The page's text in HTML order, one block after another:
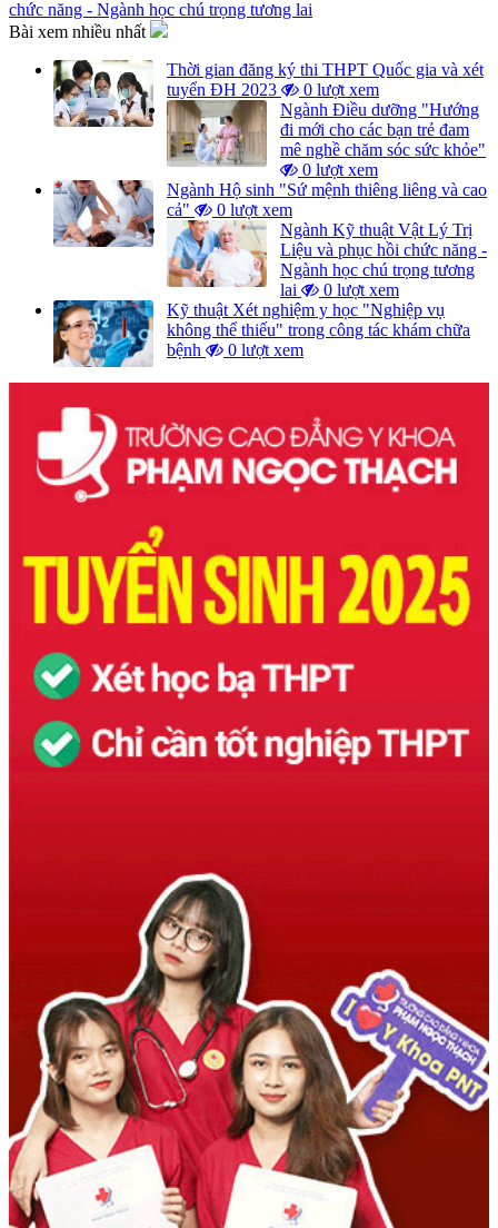
chức năng - Ngành học chú trọng tương lai
Bài xem nhiều nhất
Thời gian đăng ký thi THPT Quốc gia và xét
tuyển ĐH 2023
0 lượt xem
Ngành Điều dưỡng "Hướng
đi mới cho các bạn trẻ đam
mê nghề chăm sóc sức khỏe"
0 lượt xem
Ngành Hộ sinh "Sứ mệnh thiêng liêng và cao
cả"
0 lượt xem
Ngành Kỹ thuật Vật Lý Trị
Liệu và phục hồi chức năng -
Ngành học chú trọng tương
lai
0 lượt xem
Kỹ thuật Xét nghiệm y học "Nghiệp vụ
không thể thiếu" trong công tác khám chữa
bệnh
0 lượt xem